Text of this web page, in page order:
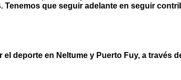
que seguir adelante en seguir
deporte en Neltume y Puerto Fuy, a través